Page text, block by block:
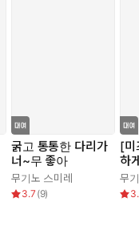
굵고 통통한 다리가
너~무 좋아
무기노 스미레
3.7 (9)
[미
하
무